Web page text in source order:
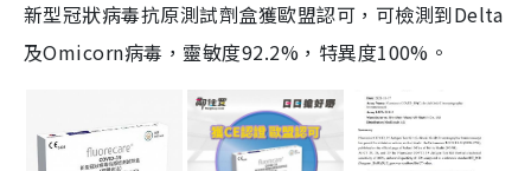
新型冠狀病毒抗原測試劑盒獲歐盟認可，可檢測到Delta
及Omicorn病毒，靈敏度92.2%，特異度100%。